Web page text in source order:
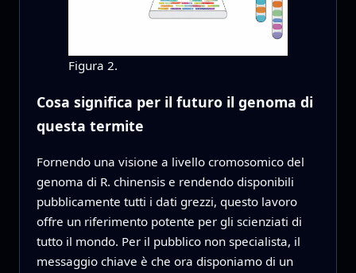
Figura 2.
Cosa significa per il futuro il genoma di
questa termite
Fornendo una visione a livello cromosomico del
genoma di R. chinensis e rendendo disponibili
pubblicamente tutti i dati grezzi, questo lavoro
offre un riferimento potente per gli scienziati di
tutto il mondo. Per il pubblico non specialista, il
messaggio chiave è che ora disponiamo di un